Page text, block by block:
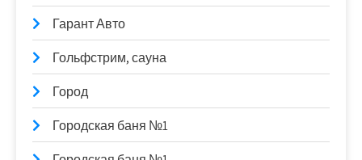
Гарант Авто
Гольфстрим, сауна
Город
Городская баня №1